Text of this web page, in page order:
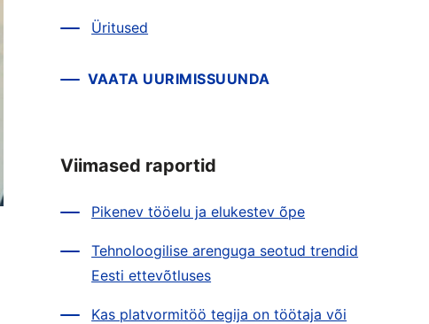
Üritused
VAATA UURIMISSUUNDA
Viimased raportid
Pikenev tööelu ja elukestev õpe
Tehnoloogilise arenguga seotud trendid
Eesti ettevõtluses
Kas platvormitöö tegija on töötaja või